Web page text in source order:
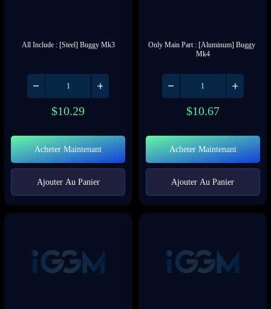
All Include : [Steel] Buggy Mk3
$10.29
Acheter Maintenant
Ajouter Au Panier
Only Main Part : [Aluminum] Buggy
Mk4
$10.67
Acheter Maintenant
Ajouter Au Panier